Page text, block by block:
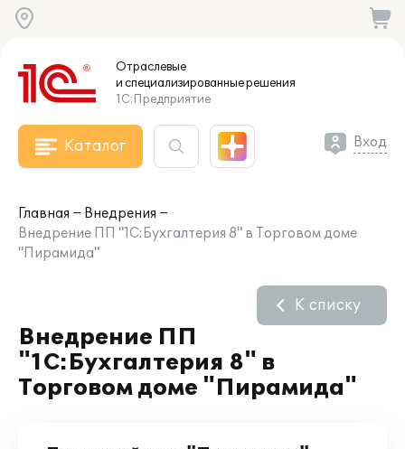
Отраслевые
и специализированныерешения
1С:Предприятие
Каталог Вход
Главная
Внедрения
Внедрение ПП "1С:Бухгалтерия 8" в Торговом доме
"Пирамида"
Внедрение ПП
"1С:Бухгалтерия 8" в
Торговом доме "Пирамида"
К списку